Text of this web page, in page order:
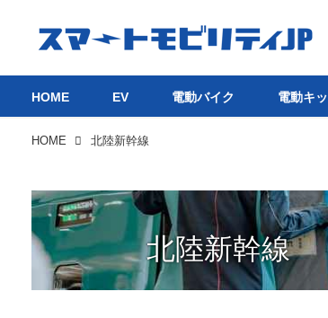
HOME EV 電動バイク 電動キ
HOME 北陸新幹線
北陸新幹線